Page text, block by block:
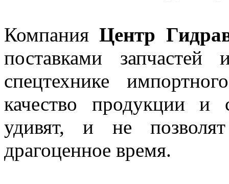
КомпанияЦентр
поставками
спецтехнике
качество продукции и
удивят, и не позволят
драгоценное время.